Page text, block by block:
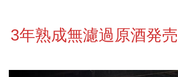
3年熟成無濾過原酒発売